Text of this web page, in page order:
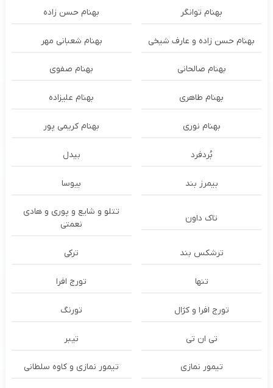
بهنام توانگر بهنام حسن زاده
بهنام حسن زاده و عارف شیخی بهنام شعبانی مهر
بهنام صالحانی بهنام صفوی
بهنام طاهری بهنام علیزاده
بهنام نوری بهنام کریمی پور
بُردفرد بیدل
بیمرز بند بیوسا
تاک داون
تتلو و شایع و پوری و هادی
نعمتی
ترشكس بند ترکی
تنها تورج افرا
تورج افرا و کژال تورنگ
تی ان تی تیبر
تیمور نمازی تیمور نمازی و کاوه سلطانی